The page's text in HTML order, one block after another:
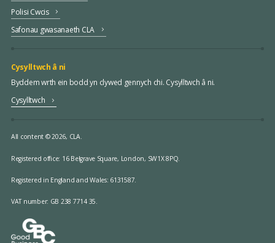
Polisi Cwcis
Safonau gwasanaeth CLA
Cysylltwch â ni
Byddem wrth ein bodd yn clywed gennych chi. Cysylltwch â ni.
Cysylltwch
All content © 2026, CLA.
Registered office: 16 Belgrave Square, London, SW1X 8PQ.
Registered in England and Wales: 6131587.
VAT number: GB 238 7714 35.